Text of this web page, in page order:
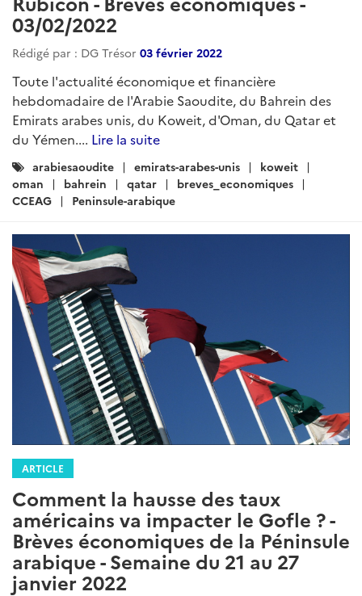
03/02/2022
Rédigé par : DG Trésor 03 février 2022
Toute l'actualité économique et financière
hebdomadaire de l'Arabie Saoudite, du Bahrein des
Emirats arabes unis, du Koweit, d'Oman, du Qatar et
du Yémen.... Lire la suite
Catégories
:
arabiesaoudite emirats-arabes-unis
koweit
oman
bahrein qatar
breves_economiques
CCEAG
Peninsule-arabique
ARTICLE
Comment la hausse des taux
américains va impacter le Gofle ? -
Brèves économiques de la Péninsule
arabique - Semaine du 21 au 27
janvier 2022